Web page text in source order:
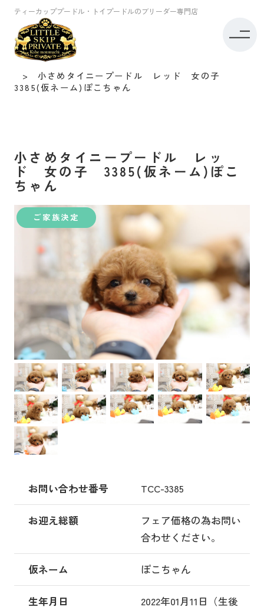
ティーカッププードル・トイプードルのブリーダー専門店
トイプードル専門店リトルスキップ TOP
子犬情報
小さめタイニープードル レッド 女の子
3385(仮ネーム)ぽこちゃん
小さめタイニープードル レッ
ド 女の子 3385(仮ネーム)ぽこ
ちゃん
ご家族決定
お問い合わせ番号 TCC-3385
お迎え総額
フェア価格の為お問い
合わせください。
仮ネーム ぽこちゃん
生年月日
2022年01月11日（生後